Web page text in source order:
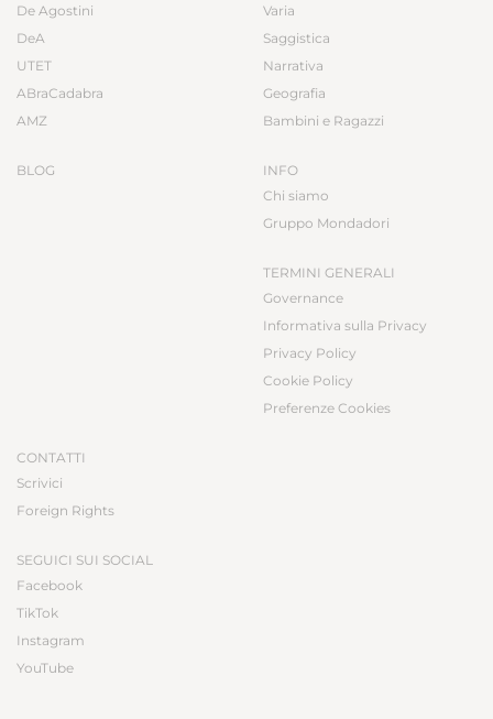
De Agostini
DeA
UTET
ABraCadabra
AMZ
BLOG
Varia
Saggistica
Narrativa
Geografia
Bambini e Ragazzi
INFO
Chi siamo
Gruppo Mondadori
TERMINI GENERALI
Governance
Informativa sulla Privacy
Privacy Policy
Cookie Policy
Preferenze Cookies
CONTATTI
Scrivici
Foreign Rights
SEGUICI SUI SOCIAL
Facebook
TikTok
Instagram
YouTube